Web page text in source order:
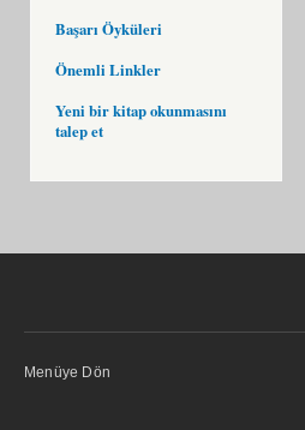
Başarı Öyküleri
Önemli Linkler
Yeni bir kitap okunmasını
talep et
Menüye Dön